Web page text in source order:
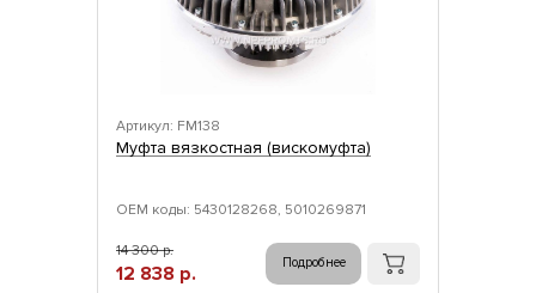
Артикул: FM138
Муфта вязкостная (вискомуфта)
ОЕМ коды: 5430128268, 5010269871
14 300 р.
12 838 р. Подробнее